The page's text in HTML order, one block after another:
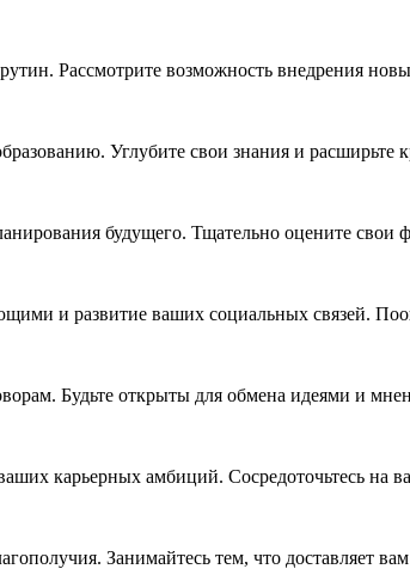
Рассмотрите возможность внедрения
Углубите свои знания и
будущего. Тщательно оцените
и развитие ваших социальных связей.
Будьте открыты для обмена идеями и
карьерных амбиций. Сосредоточьтесь на
Занимайтесь тем, что доставляет